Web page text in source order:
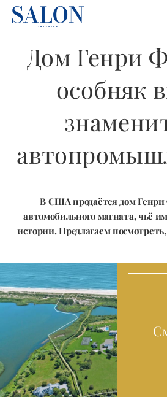
Дом Генри
особняк
В США продаётся дом
автомобильного магната, чьё
истории. Предлагаем